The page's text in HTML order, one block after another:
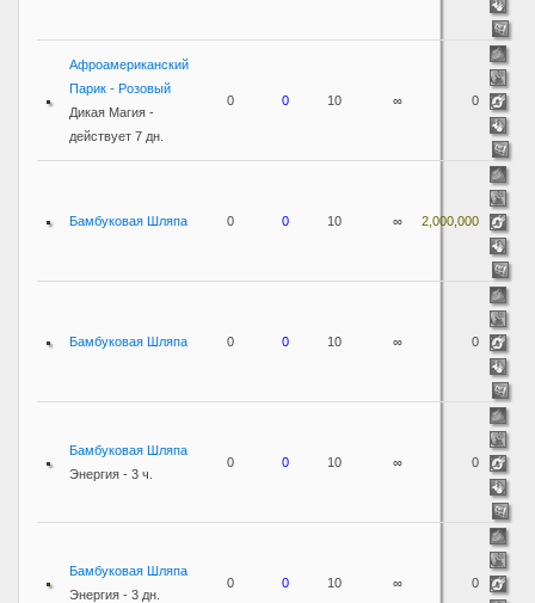
Афроамериканский
Парик - Розовый
Дикая Магия -
действует 7 дн.
0 0 10 ∞ 0
Бамбуковая Шляпа 0 0 10 ∞ 2,000,000
Бамбуковая Шляпа 0 0 10 ∞ 0
Бамбуковая Шляпа
Энергия - 3 ч.
0 0 10 ∞ 0
Бамбуковая Шляпа
Энергия - 3 дн.
0 0 10 ∞ 0